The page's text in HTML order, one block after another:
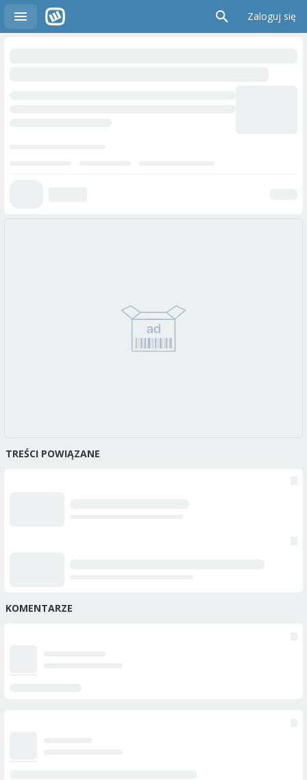
Zaloguj się
TREŚCI POWIĄZANE
KOMENTARZE